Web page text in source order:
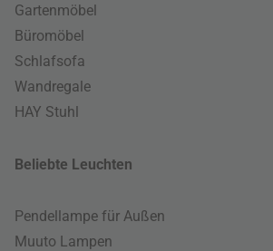
Gartenmöbel
Büromöbel
Schlafsofa
Wandregale
HAY Stuhl
Beliebte Leuchten
Pendellampe für Außen
Muuto Lampen